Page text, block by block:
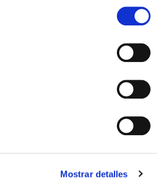
Mostrar detalles